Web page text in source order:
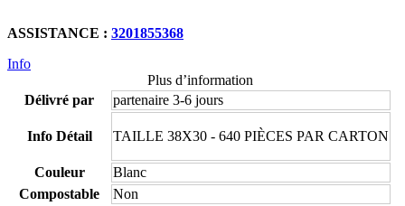
ASSISTANCE : 3201855368
Info
Plus d’information
Délivré par
partenaire 3-6 jours
Info Détail TAILLE 38X30 - 640 PIÈCES PAR CARTON
Couleur
Blanc
Compostable
Non